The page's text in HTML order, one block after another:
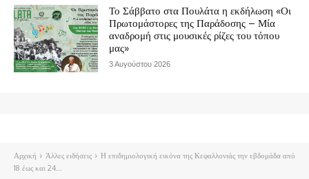
Το Σάββατο στα Πουλάτα η εκδήλωση «Οι
Πρωτομάστορες της Παράδοσης – Μία
αναδρομή στις μουσικές ρίζες του τόπου
μας»
3 Αυγούστου 2026